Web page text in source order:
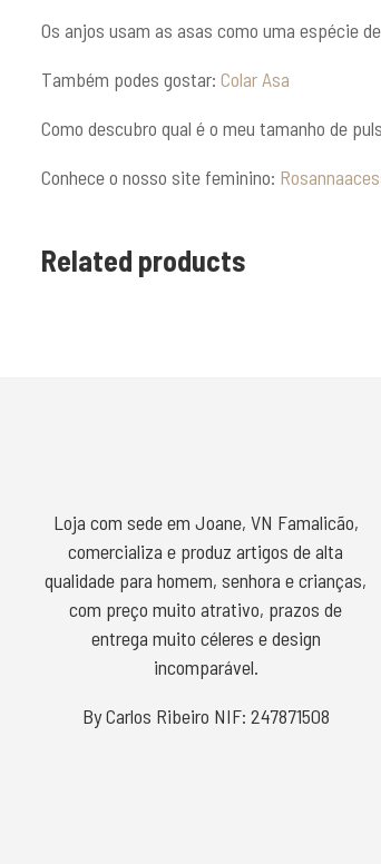
Os anjos usam as asas como uma espécie
Também podes gostar: Colar Asa
Como descubro qual é o meu tamanho de
Conhece o nosso site feminino:
Related products
Loja com sede em Joane, VN Famalicão,
comercializa e produz artigos de alta
qualidade para homem, senhora e crianças,
com preço muito atrativo, prazos de
entrega muito céleres e design
incomparável.
By Carlos Ribeiro NIF: 247871508